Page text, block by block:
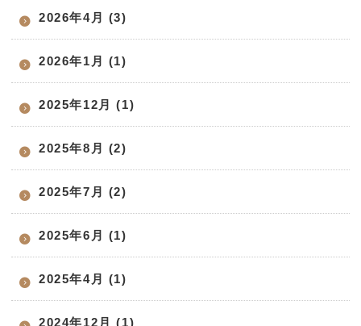
2026年4月 (3)
2026年1月 (1)
2025年12月 (1)
2025年8月 (2)
2025年7月 (2)
2025年6月 (1)
2025年4月 (1)
2024年12月 (1)